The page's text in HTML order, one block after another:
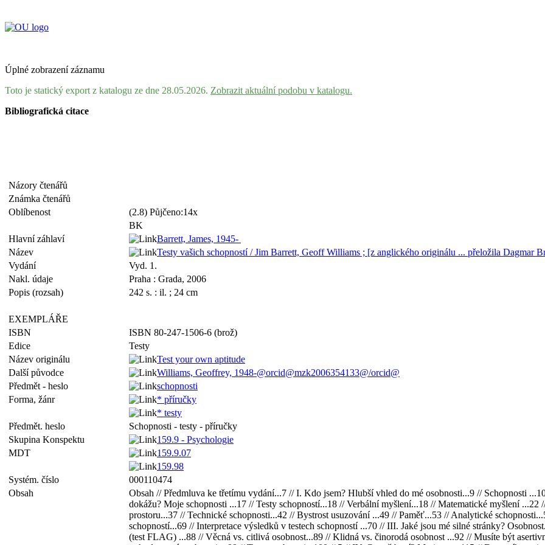
Úplné zobrazení záznamu
Toto je statický export z katalogu ze dne 28.05.2026. Zobrazit aktuální podobu v katalogu.
Bibliografická citace
Názory čtenářů
Známka čtenářů
Oblíbenost
(2.8) Půjčeno:14x
BK
Hlavní záhlaví
Barrett, James, 1945-
Název
Testy vašich schopností / Jim Barrett, Geoff Williams ; [z anglického originálu ... přeložila Dagmar
Vydání
Vyd. 1.
Nakl. údaje
Praha : Grada, 2006
Popis (rozsah)
242 s. : il. ; 24 cm
EXEMPLÁŘE
ISBN
ISBN 80-247-1506-6 (brož)
Edice
Testy
Název originálu
Test your own aptitude
Další původce
Williams, Geoffrey, 1948-@orcid@mzk2006354133@/orcid@
Předmět - heslo
schopnosti
Forma, žánr
* příručky
* testy
Předmět. heslo
Schopnosti - testy - příručky
Skupina Konspektu
159.9 - Psychologie
MDT
159.9.07
159.98
Systém. číslo
000110474
Obsah
Obsah // Předmluva ke třetímu vydání...7 // I. Kdo jsem? Hlubší vhled do mé osobnosti...9 // Schopnosti
dokážu? Moje schopnosti ...17 // Testy schopností...18 // Verbální myšlení...18 // Matematické myšlení
prostoru...37 // Technické schopnosti...42 // Bystrost usuzování ...49 // Paměť...53 // Analytické
schopností...69 // Interpretace výsledků v testech schopností ...70 // III. Jaké jsou mé silné stránky?
(test FLAG) ...88 // Věcná vs. citlivá osobnost...89 // Klidná vs. činorodá osobnost ...92 // Musíte být